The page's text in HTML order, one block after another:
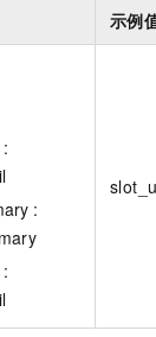
示例
: